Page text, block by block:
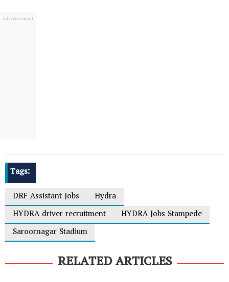
Tags:
DRF Assistant Jobs
Hydra
HYDRA driver recruitment
HYDRA Jobs Stampede
Saroornagar Stadium
RELATED ARTICLES